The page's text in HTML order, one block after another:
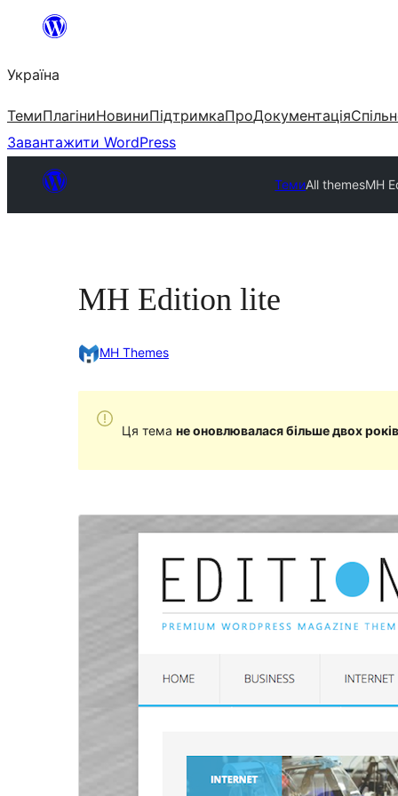
Перейти
вмісту
Україна
ТемиПлагіниНовиниПідтримкаПроДокументація
Завантажити WordPress
ТемиAll themesMH
MH Edition lite
MH Themes
Ця тема не оновлювалася більше двох років